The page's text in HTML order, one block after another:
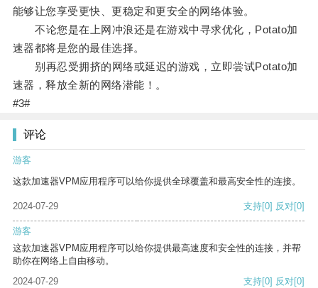
能够让您享受更快、更稳定和更安全的网络体验。
不论您是在上网冲浪还是在游戏中寻求优化，Potato加
速器都将是您的最佳选择。
别再忍受拥挤的网络或延迟的游戏，立即尝试Potato加
速器，释放全新的网络潜能！。
#3#
评论
游客
这款加速器VPM应用程序可以给你提供全球覆盖和最高安全性的连接。
2024-07-29 支持[0] 反对[0]
游客
这款加速器VPM应用程序可以给你提供最高速度和安全性的连接，并帮
助你在网络上自由移动。
2024-07-29
支持[0] 反对[0]